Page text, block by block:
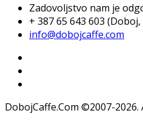
Zadovoljstvo nam je
+ 387 65 643 603 (Doboj,
info@dobojcaffe.com
DobojCaffe.Com ©2007-